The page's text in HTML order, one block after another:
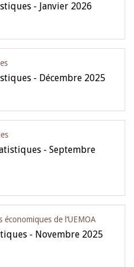
- Janvier 2026
- Décembre 2025
- Septembre
de l‘UEMOA
- Novembre 2025